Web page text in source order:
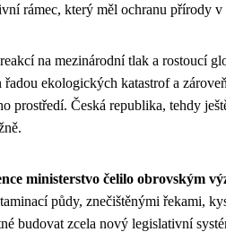
rámec, který měl ochranu přírody
na mezinárodní tlak a rostoucí
řadou ekologických katastrof a
prostředí. Česká republika, tehdy
ministerstvo čelilo obrovským
půdy, znečištěnými řekami,
budovat zcela nový legislativní